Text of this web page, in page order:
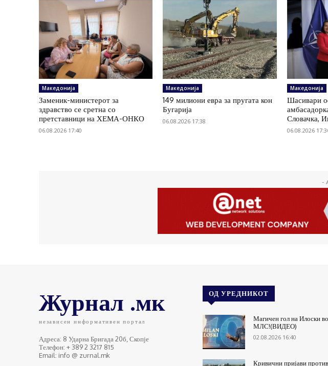
Македонија
Заменик-министерот за
здравство се сретна со
претставници на ХЕМА-ОНКО
06.08.2026 17:40
Македонија
149 милиони евра за пругата кон
Бугарија
06.08.2026 17:38
Македонија
Шасивари
Словачка,
06.08.2026
-
Журнал .мк
независен информативен портал
Адреса: 8 Ударна Бригада 20б, Скопје
Телефон: + 389 2 3217 815
Email: info @ zurnal.mk
ОД УРЕДНИКОТ
Магичен гол на Илоски во
МЛС!(ВИДЕО)
02.08.2026 16:40
Кривични пријави против